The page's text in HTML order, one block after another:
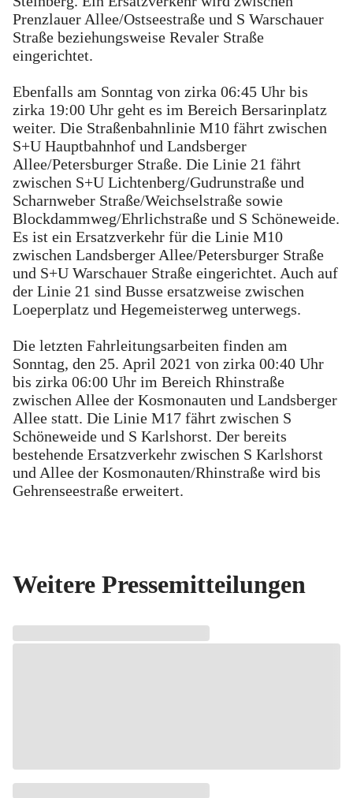
Prenzlauer Allee/Ostseestraße und S Warschauer
Straße beziehungsweise Revaler Straße
eingerichtet.
Ebenfalls am Sonntag von zirka 06:45 Uhr bis
zirka 19:00 Uhr geht es im Bereich Bersarinplatz
weiter. Die Straßenbahnlinie M10 fährt zwischen
S+U Hauptbahnhof und Landsberger
Allee/Petersburger Straße. Die Linie 21 fährt
zwischen S+U Lichtenberg/Gudrunstraße und
Scharnweber Straße/Weichselstraße sowie
Blockdammweg/Ehrlichstraße und S Schöneweide.
Es ist ein Ersatzverkehr für die Linie M10
zwischen Landsberger Allee/Petersburger Straße
und S+U Warschauer Straße eingerichtet. Auch auf
der Linie 21 sind Busse ersatzweise zwischen
Loeperplatz und Hegemeisterweg unterwegs.
Die letzten Fahrleitungsarbeiten finden am
Sonntag, den 25. April 2021 von zirka 00:40 Uhr
bis zirka 06:00 Uhr im Bereich Rhinstraße
zwischen Allee der Kosmonauten und Landsberger
Allee statt. Die Linie M17 fährt zwischen S
Schöneweide und S Karlshorst. Der bereits
bestehende Ersatzverkehr zwischen S Karlshorst
und Allee der Kosmonauten/Rhinstraße wird bis
Gehrenseestraße erweitert.
Weitere Pressemitteilungen